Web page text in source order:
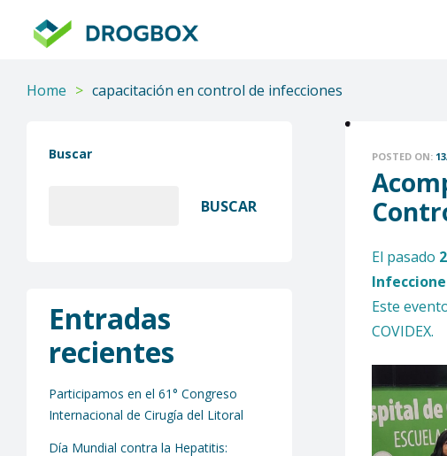
Home > capacitación en control de infecciones
POSTED ON:
El pasado
Este
COVIDEX.
Buscar
BUSCAR
Entradas
recientes
Participamos en el 61° Congreso
Internacional de Cirugía del Litoral
Día Mundial contra la Hepatitis: